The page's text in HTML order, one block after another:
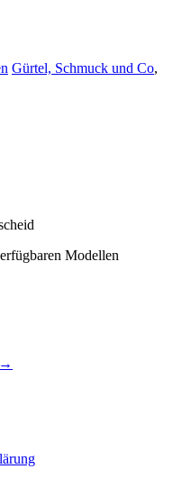
Gürtel, Schmuck und Co,
Modellen
→